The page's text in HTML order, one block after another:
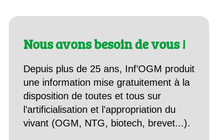
Nous avons besoin de vous !
Depuis plus de 25 ans, Inf’OGM produit
une information mise gratuitement à la
disposition de toutes et tous sur
l’artificialisation et l’appropriation du
vivant (OGM, NTG, biotech, brevet...).